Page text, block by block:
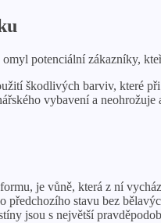
potenciální zákazníky,
škodlivých barviv, které
vybavení a neohrožuje
je vůně, která z ní
stavu bez
jsou s největší